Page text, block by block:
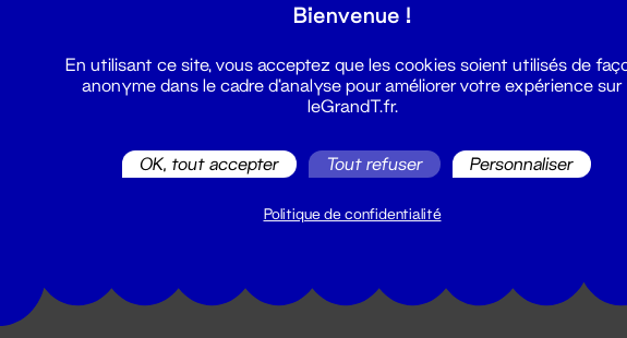
Bienvenue !
En utilisant ce site, vous acceptez que les cookies soient utilisés de
anonyme dans le cadre d'analyse pour améliorer votre expérience sur
leGrandT.fr.
OK, tout accepter Tout refuser Personnaliser
Politique de confidentialité